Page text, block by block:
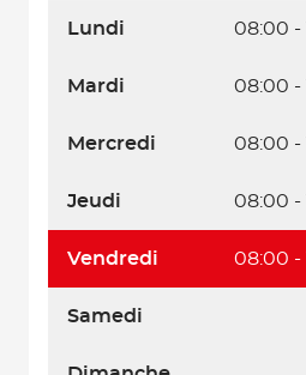
Lundi 08:00 -
Mardi 08:00 -
Mercredi 08:00 -
Jeudi 08:00 -
Vendredi 08:00 -
Samedi